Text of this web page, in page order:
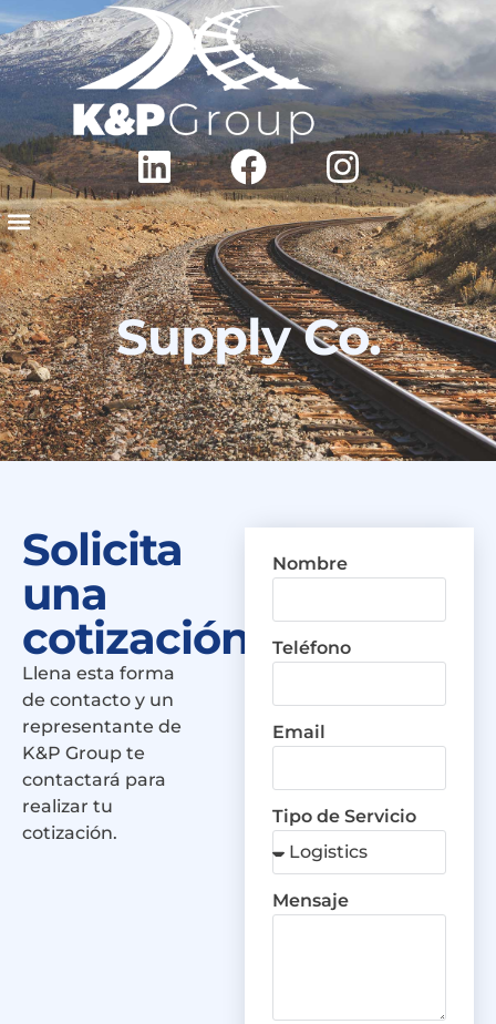
Supply Co.
Solicita
una
cotización
Llena esta forma
de contacto y un
representante de
K&P Group te
contactará para
realizar tu
cotización.
Nombre
Teléfono
Email
Tipo de Servicio
Mensaje